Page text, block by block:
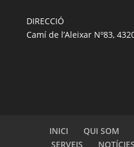
DIRECCIÓ
Camí de l’Aleixar Nº83,
INICI QUI SOM
SERVEIS
NOTÍCIES